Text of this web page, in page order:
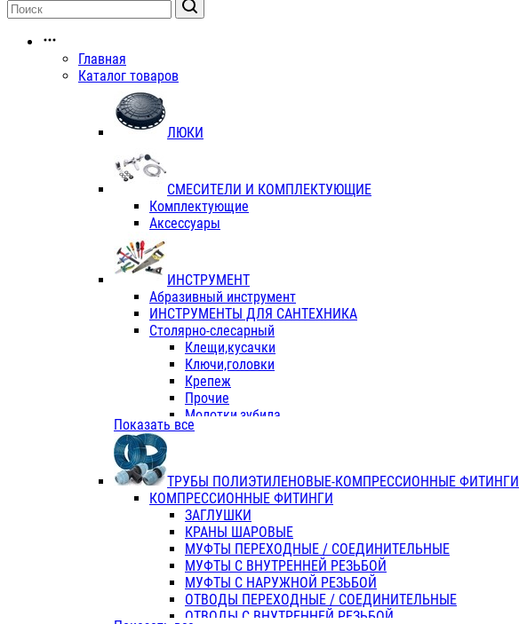
Главная
Каталог товаров
ЛЮКИ
СМЕСИТЕЛИ И КОМПЛЕКТУЮЩИЕ
Комплектующие
Аксессуары
ИНСТРУМЕНТ
Абразивный инструмент
ИНСТРУМЕНТЫ ДЛЯ САНТЕХНИКА
Столярно-слесарный
Клещи,кусачки
Ключи,головки
Крепеж
Прочие
Молотки,зубила
Пассатижи,тонкогубцы,утконосы
Отвертки
Хоз. инвентарь
ЭЛ. ИНСТРУМЕНТ OASIS
Показать все
ТРУБЫ ПОЛИЭТИЛЕНОВЫЕ-КОМПРЕССИОННЫЕ ФИТИНГИ
КОМПРЕССИОННЫЕ ФИТИНГИ
ЗАГЛУШКИ
КРАНЫ ШАРОВЫЕ
МУФТЫ ПЕРЕХОДНЫЕ / СОЕДИНИТЕЛЬНЫЕ
МУФТЫ С ВНУТРЕННЕЙ РЕЗЬБОЙ
МУФТЫ С НАРУЖНОЙ РЕЗЬБОЙ
ОТВОДЫ ПЕРЕХОДНЫЕ / СОЕДИНИТЕЛЬНЫЕ
ОТВОДЫ С ВНУТРЕННЕЙ РЕЗЬБОЙ